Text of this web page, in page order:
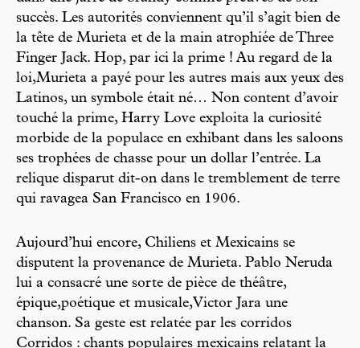
succès. Les autorités conviennent qu’il s’agit bien de
la tête de Murieta et de la main atrophiée de Three
Finger Jack. Hop, par ici la prime ! Au regard de la
loi,Murieta a payé pour les autres mais aux yeux des
Latinos, un symbole était né… Non content d’avoir
touché la prime, Harry Love exploita la curiosité
morbide de la populace en exhibant dans les saloons
ses trophées de chasse pour un dollar l’entrée. La
relique disparut dit-on dans le tremblement de terre
qui ravagea San Francisco en 1906.
Aujourd’hui encore, Chiliens et Mexicains se
disputent la provenance de Murieta. Pablo Neruda
lui a consacré une sorte de pièce de théâtre,
épique,poétique et musicale,Victor Jara une
chanson. Sa geste est relatée par les corridos
Corridos : chants populaires mexicains relatant la